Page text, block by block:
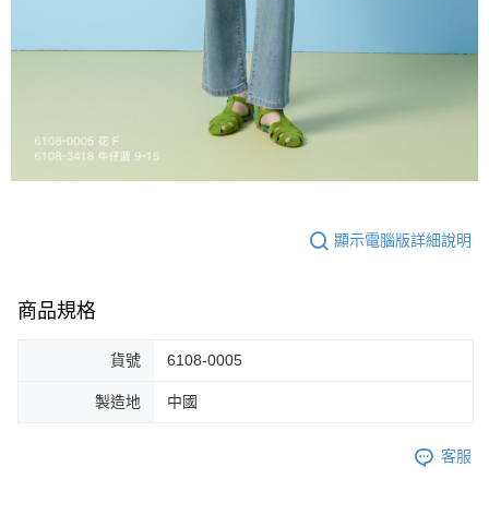
顯示電腦版詳細說明
商品規格
貨號 6108-0005
製造地 中國
客服